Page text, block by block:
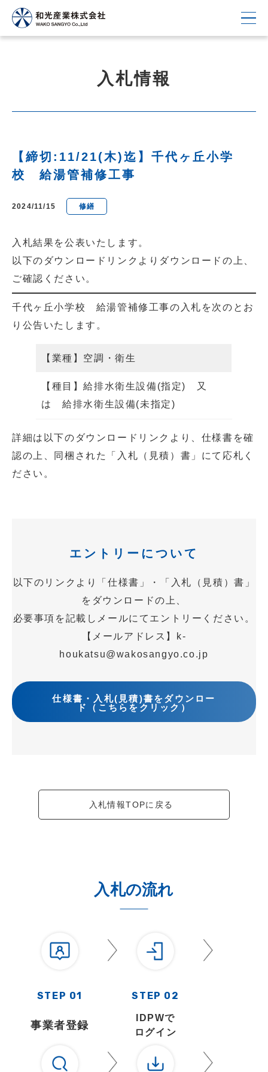
入札情報
【締切:11/21(木)迄】千代ヶ丘小学
校 給湯管補修工事
2024/11/15 修繕
入札結果を公表いたします。
以下のダウンロードリンクよりダウンロードの上、
ご確認ください。
千代ヶ丘小学校 給湯管補修工事の入札を次のとお
り公告いたします。
【業種】空調・衛生
【種目】給排水衛生設備(指定) 又
は 給排水衛生設備(未指定)
詳細は以下のダウンロードリンクより、仕様書を確
認の上、同梱された「入札（見積）書」にて応札く
ださい。
エントリーについて
以下のリンクより「仕様書」・「入札（見積）書」
をダウンロードの上、
必要事項を記載しメールにてエントリーください。
【メールアドレス】k-
houkatsu@wakosangyo.co.jp
仕様書・入札(見積)書をダウンロー
ド（こちらをクリック）
入札情報TOPに戻る
入札の流れ
STEP 01
事業者登録
STEP 02
IDPWで
ログイン